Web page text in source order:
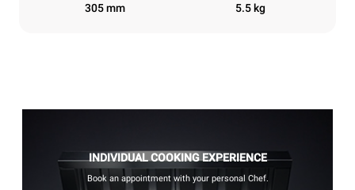
305 mm 5.5 kg
INDIVIDUAL COOKING EXPERIENCE
Book an appointment with your personal Chef.